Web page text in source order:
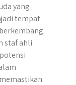
yang
tempat
staf ahli